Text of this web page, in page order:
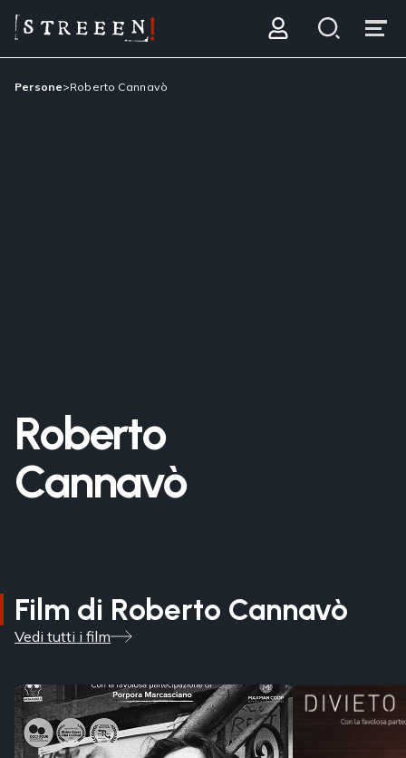
Persone>Roberto Cannavò
Roberto
Cannavò
Film di Roberto Cannavò
Vedi tutti i film